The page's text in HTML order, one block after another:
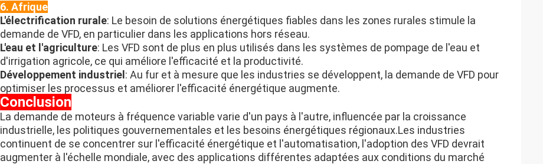
6. Afrique
L'électrification rurale: Le besoin de solutions énergétiques fiables dans les zones rurales stimule la
demande de VFD, en particulier dans les applications hors réseau.
L'eau et l'agriculture: Les VFD sont de plus en plus utilisés dans les systèmes de pompage de l'eau et
d'irrigation agricole, ce qui améliore l'efficacité et la productivité.
Développement industriel : Au fur et à mesure que les industries se développent, la demande de VFD pour
optimiser les processus et améliorer l'efficacité énergétique augmente.
Conclusion
La demande de moteurs à fréquence variable varie d'un pays à l'autre, influencée par la croissance
industrielle, les politiques gouvernementales et les besoins énergétiques régionaux.Les industries
continuent de se concentrer sur l'efficacité énergétique et l'automatisation, l'adoption des VFD devrait
augmenter à l'échelle mondiale, avec des applications différentes adaptées aux conditions du marché